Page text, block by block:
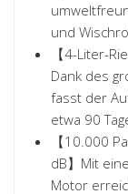
und
【4-Liter-
Dank des
fasst der
etwa 90
【10.000
dB】Mit
Motor